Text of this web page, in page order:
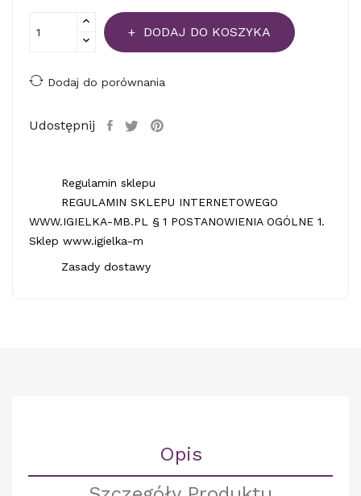
DODAJ DO KOSZYKA
Dodaj do porównania
Udostępnij
Regulamin sklepu
REGULAMIN SKLEPU INTERNETOWEGO
WWW.IGIELKA-MB.PL § 1 POSTANOWIENIA OGÓLNE 1.
Sklep www.igielka-m
Zasady dostawy
Opis